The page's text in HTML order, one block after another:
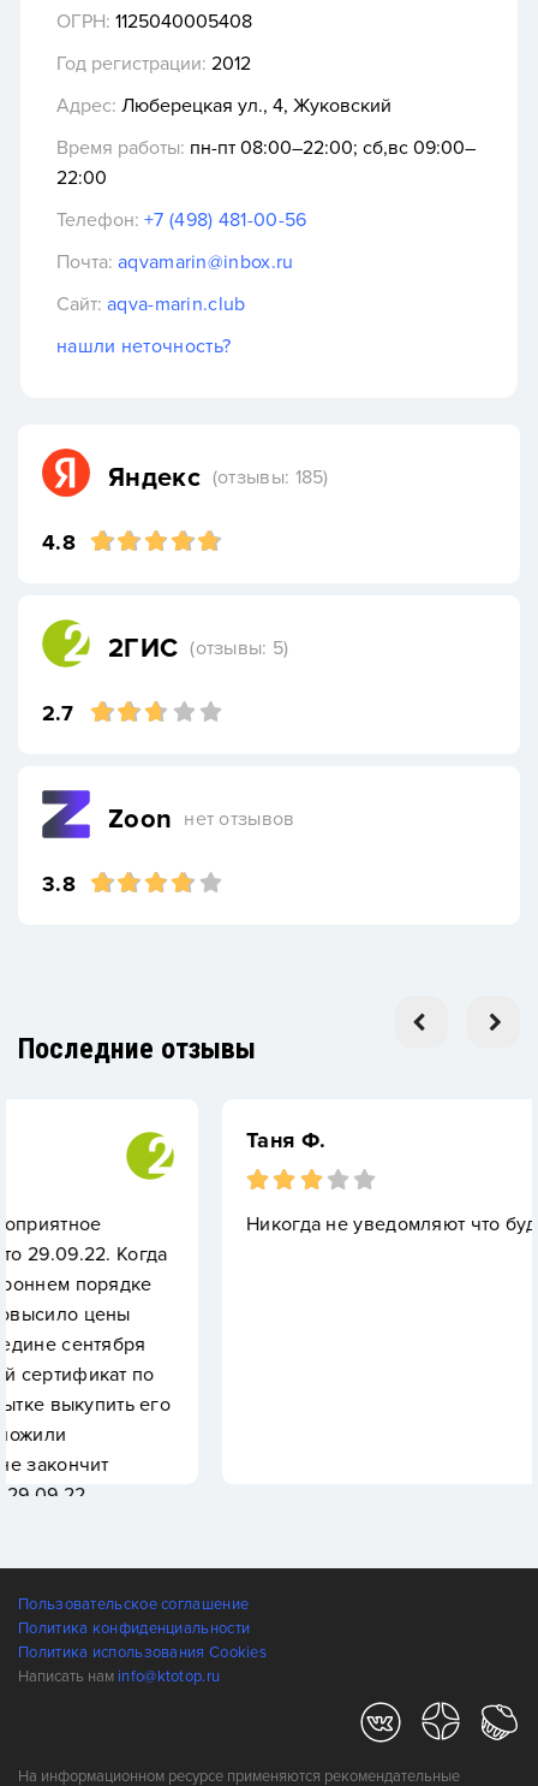
ОГРН: 1125040005408
Год регистрации: 2012
Адрес: Люберецкая ул., 4, Жуковский
Время работы: пн-пт 08:00–22:00; сб,вс 09:00–
22:00
Телефон: +7 (498) 481-00-56
Почта: aqvamarin@inbox.ru
Сайт: aqva-marin.club
нашли неточность?
Яндекс (отзывы: 185)
4.8
2ГИС (отзывы: 5)
2.7
Zoon нет отзывов
3.8
Последние отзывы
Когда
по
его
Таня Ф.
Никогда не уведомляют что будет закрыт(
Пользовательское соглашение
Политика конфиденциальности
Политика использования Cookies
Написать нам info@ktotop.ru
На информационном ресурсе применяются рекомендательные